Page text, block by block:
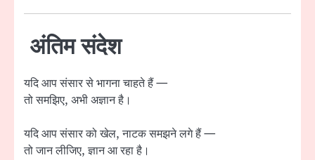
अंतिम संदेश
यदि आप संसार से भागना चाहते हैं —
तो समझिए, अभी अज्ञान है।
यदि आप संसार को खेल, नाटक समझने लगे हैं —
तो जान लीजिए, ज्ञान आ रहा है।